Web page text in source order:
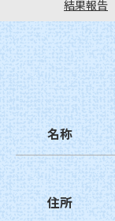
結果報告
名称
住所